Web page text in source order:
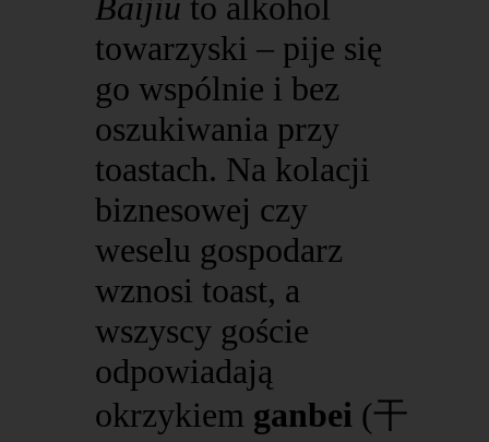
towarzyski – pije się
go wspólnie i bez
oszukiwania przy
toastach. Na kolacji
biznesowej czy
weselu gospodarz
wznosi toast, a
wszyscy goście
odpowiadają
okrzykiem ganbei (干